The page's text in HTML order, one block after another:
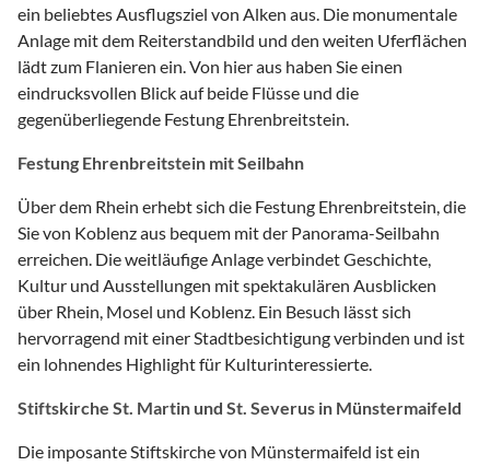
ein beliebtes Ausflugsziel von Alken aus. Die monumentale
Anlage mit dem Reiterstandbild und den weiten Uferflächen
lädt zum Flanieren ein. Von hier aus haben Sie einen
eindrucksvollen Blick auf beide Flüsse und die
gegenüberliegende Festung Ehrenbreitstein.
Festung Ehrenbreitstein mit Seilbahn
Über dem Rhein erhebt sich die Festung Ehrenbreitstein, die
Sie von Koblenz aus bequem mit der Panorama-Seilbahn
erreichen. Die weitläufige Anlage verbindet Geschichte,
Kultur und Ausstellungen mit spektakulären Ausblicken
über Rhein, Mosel und Koblenz. Ein Besuch lässt sich
hervorragend mit einer Stadtbesichtigung verbinden und ist
ein lohnendes Highlight für Kulturinteressierte.
Stiftskirche St. Martin und St. Severus in Münstermaifeld
Die imposante Stiftskirche von Münstermaifeld ist ein